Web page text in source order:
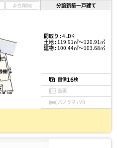
会員限定 分譲新築一戸建て
間取り :4LDK
土地 :119.91㎡〜120.91㎡
建物 :100.44㎡〜103.68㎡
画像16枚
動画
パノラマ / VR